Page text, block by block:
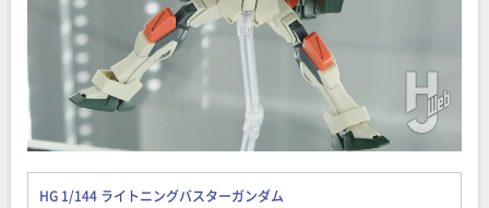
HG 1/144 ライトニングバスターガンダム